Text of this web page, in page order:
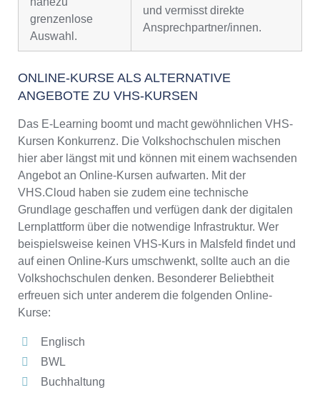
grenzenlose
Auswahl.
und vermisst direkte
Ansprechpartner/innen.
ONLINE-KURSE ALS ALTERNATIVE
ANGEBOTE ZU VHS-KURSEN
Das E-Learning boomt und macht gewöhnlichen VHS-
Kursen Konkurrenz. Die Volkshochschulen mischen
hier aber längst mit und können mit einem wachsenden
Angebot an Online-Kursen aufwarten. Mit der
VHS.Cloud haben sie zudem eine technische
Grundlage geschaffen und verfügen dank der digitalen
Lernplattform über die notwendige Infrastruktur. Wer
beispielsweise keinen VHS-Kurs in Malsfeld findet und
auf einen Online-Kurs umschwenkt, sollte auch an die
Volkshochschulen denken. Besonderer Beliebtheit
erfreuen sich unter anderem die folgenden Online-
Kurse:
Englisch
BWL
Buchhaltung